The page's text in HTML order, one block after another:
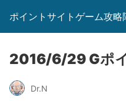
ポイントサイトゲーム攻略
2016/6/29 Gポ
Dr.N